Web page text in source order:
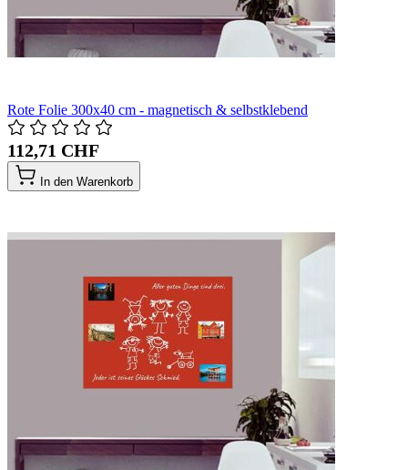
Rote Folie 300x40 cm - magnetisch & selbstklebend
112,71 CHF
In den Warenkorb